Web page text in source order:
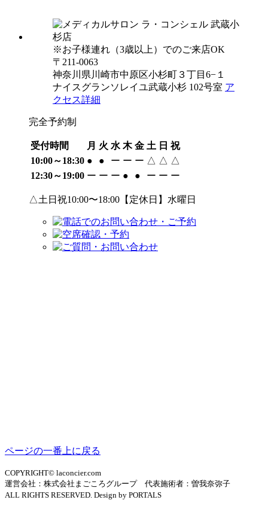
※お子様連れ（3歳以上）でのご来店OK
〒211-0063
神奈川県川崎市中原区小杉町３丁目6−１
ナイスグランソレイユ武蔵小杉 102号室 ア
クセス詳細
完全予約制
受付時間 月 火 水 木 金 土 日 祝
10:00～18:30 ● ● ー ー ー △ △ △
12:30～19:00 ー ー ー ● ● ー ー ー
△土日祝10:00〜18:00【定休日】水曜日
ページの一番上に戻る
COPYRIGHT© laconcier.com
運営会社：株式会社まごころグループ 代表施術者：曽我奈弥子
ALL RIGHTS RESERVED. Design by PORTALS